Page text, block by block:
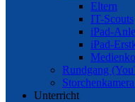
Eltern
IT-Scouts
iPad-
iPad-
Rundgang
Unterricht